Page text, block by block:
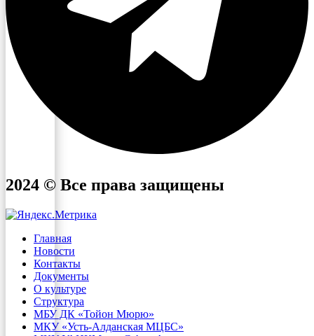
2024 © Все права защищены
Главная
Новости
Контакты
Документы
О культуре
Структура
МБУ ДК «Тойон Мюрю»
МКУ «Усть-Алданская МЦБС»